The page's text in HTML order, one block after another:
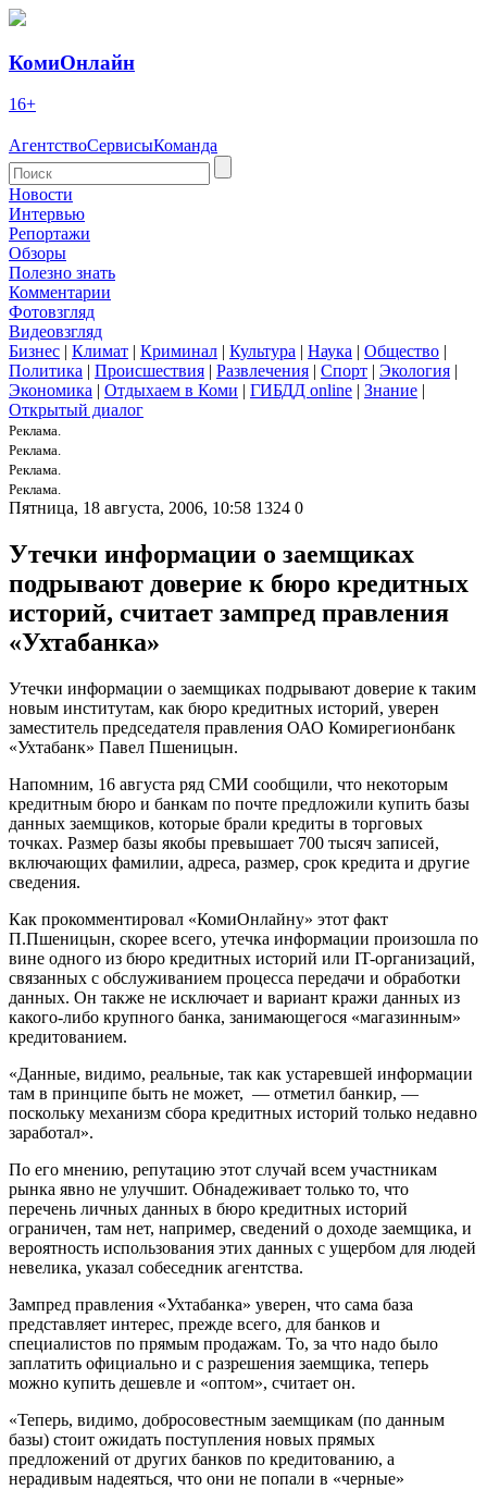
КомиОнлайн
16+
АгентствоСервисыКоманда
Новости
Интервью
Репортажи
Обзоры
Полезно знать
Комментарии
Фотовзгляд
Видеовзгляд
Бизнес | Климат | Криминал | Культура | Наука | Общество |
Политика | Происшествия | Развлечения | Спорт | Экология |
Экономика | Отдыхаем в Коми | ГИБДД online | Знание |
Открытый диалог
Реклама.
Реклама.
Реклама.
Реклама.
Пятница, 18 августа, 2006, 10:58 1324 0
Утечки информации о заемщиках
подрывают доверие к бюро кредитных
историй, считает зампред правления
«Ухтабанка»
Утечки информации о заемщиках подрывают доверие к таким
новым институтам, как бюро кредитных историй, уверен
заместитель председателя правления ОАО Комирегионбанк
«Ухтабанк» Павел Пшеницын.
Напомним, 16 августа ряд СМИ сообщили, что некоторым
кредитным бюро и банкам по почте предложили купить базы
данных заемщиков, которые брали кредиты в торговых
точках. Размер базы якобы превышает 700 тысяч записей,
включающих фамилии, адреса, размер, срок кредита и другие
сведения.
Как прокомментировал «КомиОнлайну» этот факт
П.Пшеницын, скорее всего, утечка информации произошла по
вине одного из бюро кредитных историй или IT-организаций,
связанных с обслуживанием процесса передачи и обработки
данных. Он также не исключает и вариант кражи данных из
какого-либо крупного банка, занимающегося «магазинным»
кредитованием.
«Данные, видимо, реальные, так как устаревшей информации
там в принципе быть не может, — отметил банкир, —
поскольку механизм сбора кредитных историй только недавно
заработал».
По его мнению, репутацию этот случай всем участникам
рынка явно не улучшит. Обнадеживает только то, что
перечень личных данных в бюро кредитных историй
ограничен, там нет, например, сведений о доходе заемщика, и
вероятность использования этих данных с ущербом для людей
невелика, указал собеседник агентства.
Зампред правления «Ухтабанка» уверен, что сама база
представляет интерес, прежде всего, для банков и
специалистов по прямым продажам. То, за что надо было
заплатить официально и с разрешения заемщика, теперь
можно купить дешевле и «оптом», считает он.
«Теперь, видимо, добросовестным заемщикам (по данным
базы) стоит ожидать поступления новых прямых
предложений от других банков по кредитованию, а
нерадивым надеяться, что они не попали в «черные»